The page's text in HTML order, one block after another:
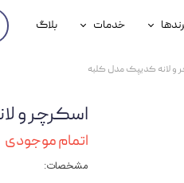
جوسرا
خدمات
خدمات آنلاین دامپزشکی
بلاگ
و لانه کدیپک مدل کلبه
اسکرچر و
اتمام موجودی
مشخصات: